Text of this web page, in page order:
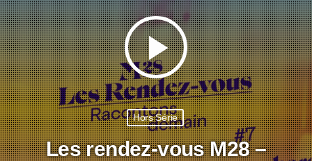
play_arrow
Hors Série
Les rendez-vous M28 –